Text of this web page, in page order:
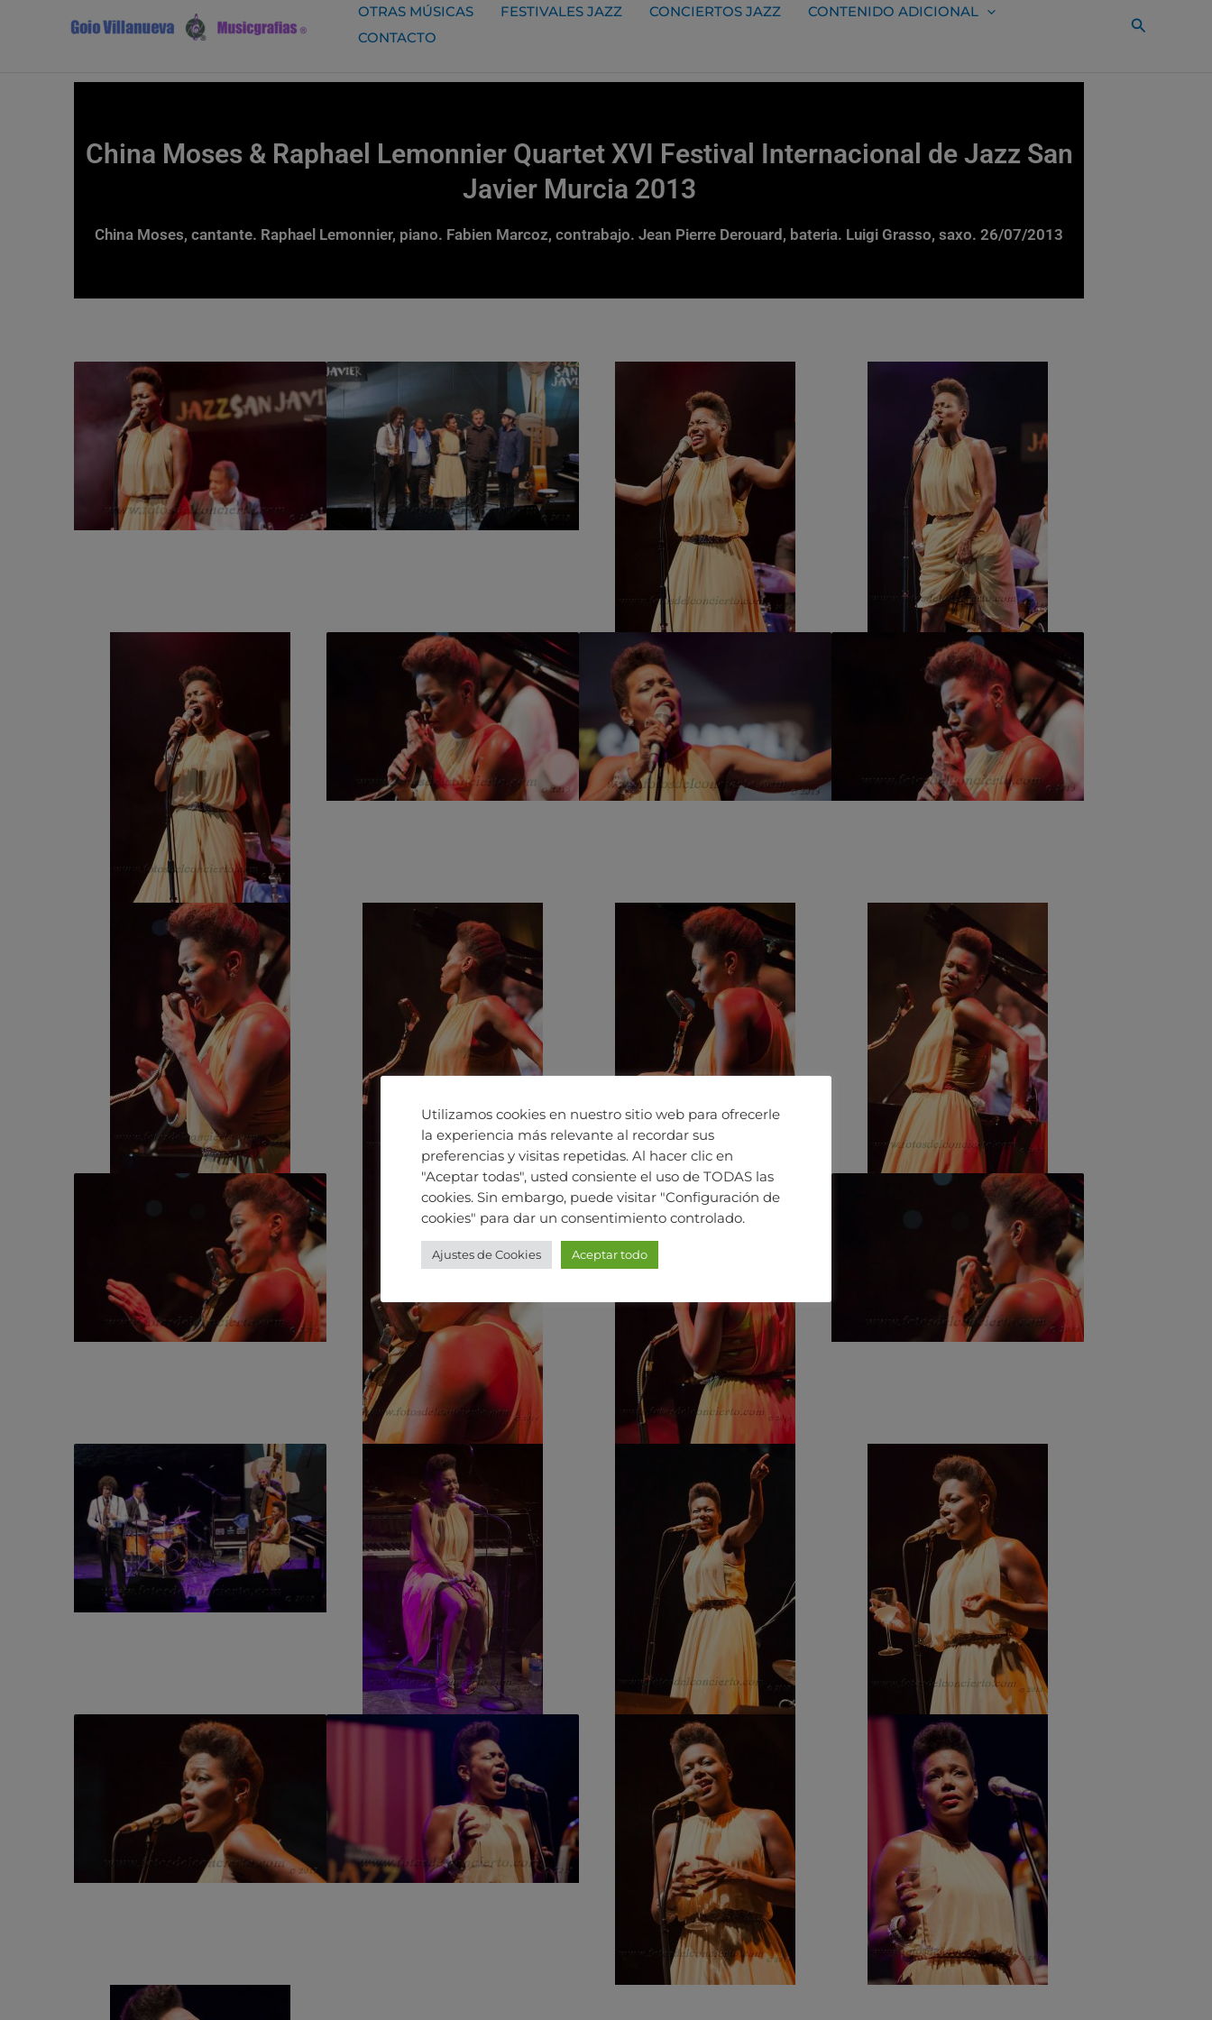
OTRAS MÚSICAS FESTIVALES JAZZ CONCIERTOS JAZZ
CONTENIDO ADICIONAL
CONTACTO
Buscar
China Moses & Raphael Lemonnier Quartet XVI Festival Internacional de Jazz San
Javier Murcia 2013
China Moses, cantante. Raphael Lemonnier, piano. Fabien Marcoz, contrabajo. Jean Pierre Derouard, bateria. Luigi Grasso, saxo. 26/07/2013
Utilizamos cookies en nuestro sitio web para ofrecerle
la experiencia más relevante al recordar sus
preferencias y visitas repetidas. Al hacer clic en
"Aceptar todas", usted consiente el uso de TODAS las
cookies. Sin embargo, puede visitar "Configuración de
cookies" para dar un consentimiento controlado.
Ajustes de Cookies Aceptar todo